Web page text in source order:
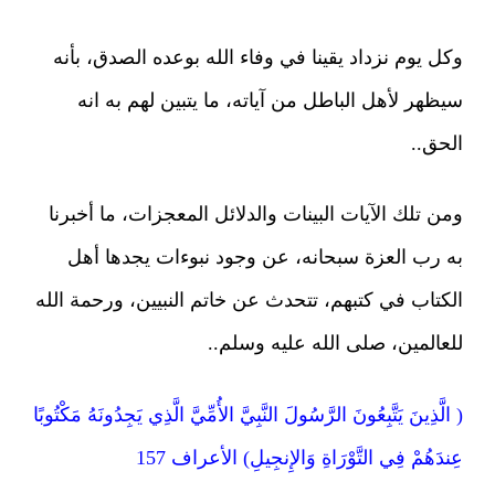
وكل يوم نزداد يقينا في وفاء الله بوعده الصدق، بأنه
سيظهر لأهل الباطل من آياته، ما يتبين لهم به انه
الحق..
ومن تلك الآيات البينات والدلائل المعجزات، ما أخبرنا
به رب العزة سبحانه، عن وجود نبوءات يجدها أهل
الكتاب في كتبهم، تتحدث عن خاتم النبيين، ورحمة الله
للعالمين، صلى الله عليه وسلم..
( الَّذِينَ يَتَّبِعُونَ الرَّسُولَ النَّبِيَّ الأُمِّيَّ الَّذِي يَجِدُونَهُ مَكْتُوبًا
عِندَهُمْ فِي التَّوْرَاةِ وَالإِنجِيلِ) الأعراف 157